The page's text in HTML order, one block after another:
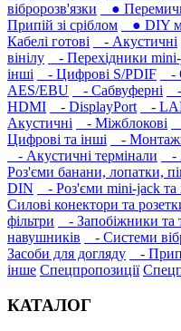
вібророзв'язки
●
Припій зі сріблом
● DIY
Кабелі готові
- Акустичні
вінілу
- Перехідники
інші
- Цифрові S/PDIF -
AES/EBU
- Сабвуферні
HDMI
- DisplayPort -
Акустичні
- Міжблокові
Цифрові та інші
-
- Акустичні термінали
-
Роз'єми банани, лопатки,
DIN
- Роз'єми mini-jack та
Силові конектори та
фільтри
- Запобіжники та
навушників‎
- Системи
Засоби для догляду
-
інше Спецпропозиції
КАТАЛОГ